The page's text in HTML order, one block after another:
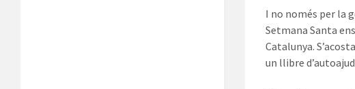
I no només per la
Setmana Santa
Catalunya.
un llibre